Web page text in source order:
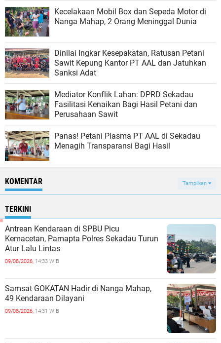
Kecelakaan Mobil Box dan Sepeda Motor di
Nanga Mahap, 2 Orang Meninggal Dunia
Dinilai Ingkar Kesepakatan, Ratusan Petani
Sawit Kepung Kantor PT AAL dan Jatuhkan
Sanksi Adat
​Mediator Konflik Lahan: DPRD Sekadau
Fasilitasi Kenaikan Bagi Hasil Petani dan
Perusahaan Sawit
Panas! Petani Plasma PT AAL di Sekadau
Menagih Transparansi Bagi Hasil
KOMENTAR Tampilkan
TERKINI
Antrean Kendaraan di SPBU Picu
Kemacetan, Pamapta Polres Sekadau Turun
Atur Lalu Lintas
09/08/2026, 14:33 WIB
Samsat GOKATAN Hadir di Nanga Mahap,
49 Kendaraan Dilayani
09/08/2026, 14:31 WIB